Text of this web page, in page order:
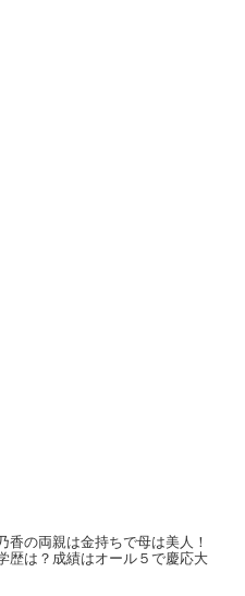
香の両親は金持ちで母は美人！
歴は？成績はオール５で慶応大